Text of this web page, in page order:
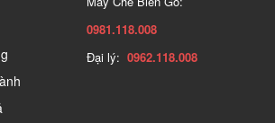
0981.118.008
Đại lý: 0962.118.008